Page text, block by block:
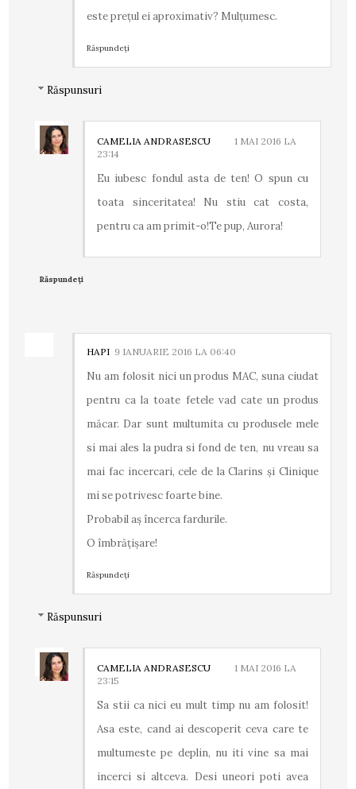
este prețul ei aproximativ? Mulțumesc.
Răspundeți
Răspunsuri
CAMELIA ANDRASESCU
1 MAI 2016 LA
23:14
Eu iubesc fondul asta de ten! O spun cu
toata sinceritatea! Nu stiu cat costa,
pentru ca am primit-o!Te pup, Aurora!
Răspundeți
HAPI 9 IANUARIE 2016 LA 06:40
Nu am folosit nici un produs MAC, suna ciudat
pentru ca la toate fetele vad cate un produs
măcar. Dar sunt multumita cu produsele mele
si mai ales la pudra si fond de ten, nu vreau sa
mai fac incercari, cele de la Clarins și Clinique
mi se potrivesc foarte bine.
Probabil aș încerca fardurile.
O îmbrățișare!
Răspundeți
Răspunsuri
CAMELIA ANDRASESCU
1 MAI 2016 LA
23:15
Sa stii ca nici eu mult timp nu am folosit!
Asa este, cand ai descoperit ceva care te
multumeste pe deplin, nu iti vine sa mai
incerci si altceva. Desi uneori poti avea